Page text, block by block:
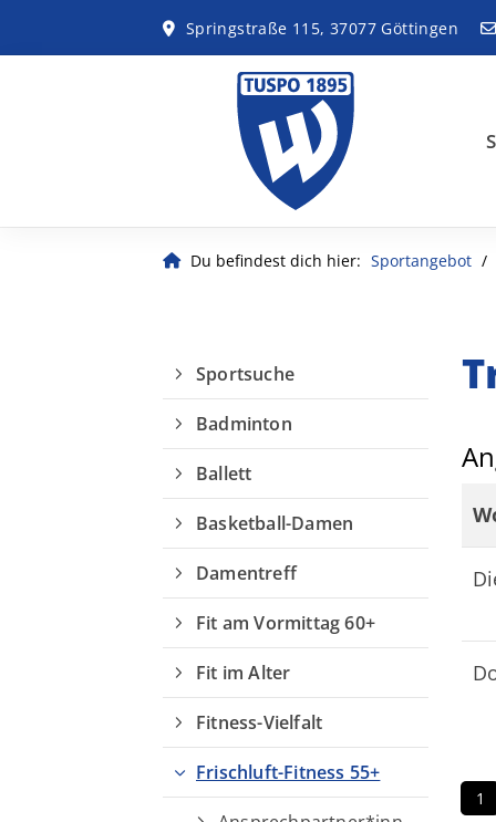
Springstraße 115, 37077 Göttingen
Du befindest dich hier: Sportangebot
1
Sportsuche
Badminton
Ballett
Basketball-Damen
Damentreff
Fit am Vormittag 60+
Fit im Alter
Fitness-Vielfalt
Frischluft-Fitness 55+
Geschäftsstelle
Turn- und Sportverein von 1895
e.V. Weende
Springstraße 115
37077 Göttingen
05594 93 133